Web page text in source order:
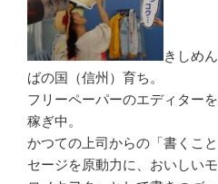
きしめ
ばの国（信州）育ち。
フリーペーパーのエディター
稼ぎ中。
かつての上司からの「書くこ
セージを原動力に、おいしい